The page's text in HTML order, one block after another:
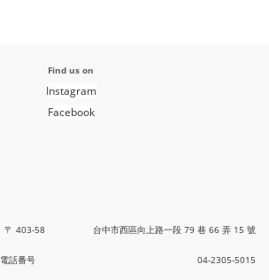
Find us on
Instagram
Facebook
〒 403-58 台中市西區向上路一段 79 巷 66 弄 15 號
電話番号 04-2305-5015